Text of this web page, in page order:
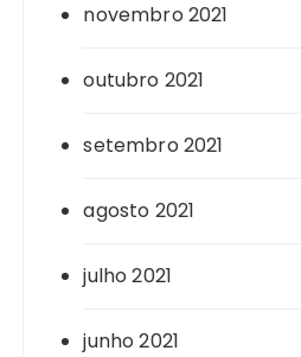
novembro 2021
outubro 2021
setembro 2021
agosto 2021
julho 2021
junho 2021